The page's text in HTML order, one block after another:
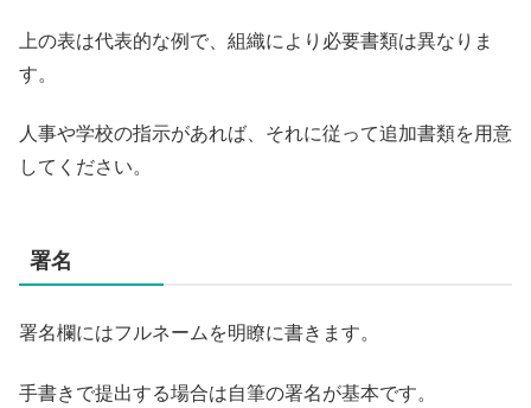
上の表は代表的な例で、組織により必要書類は異なりま
す。
人事や学校の指示があれば、それに従って追加書類を用意
してください。
署名
署名欄にはフルネームを明瞭に書きます。
手書きで提出する場合は自筆の署名が基本です。